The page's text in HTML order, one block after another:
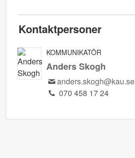
Kontaktpersoner
KOMMUNIKATÖR
Anders Skogh
anders.skogh@kau.se
070 458 17 24